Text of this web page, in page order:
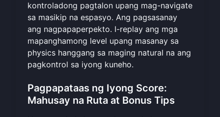
kontroladong pagtalon upang mag-navigate
sa masikip na espasyo. Ang pagsasanay
ang nagpapaperpekto. I-replay ang mga
mapanghamong level upang masanay sa
physics hanggang sa maging natural na ang
pagkontrol sa iyong kuneho.
Pagpapataas ng Iyong Score:
Mahusay na Ruta at Bonus Tips